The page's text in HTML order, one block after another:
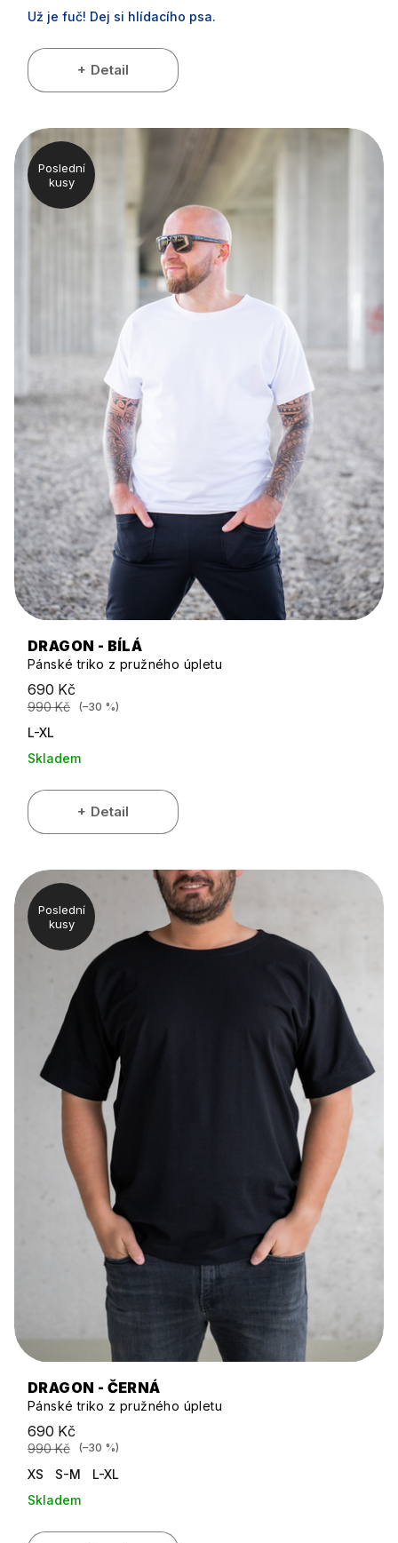
Už je fuč! Dej si hlídacího psa.
Detail
Poslední
kusy
DRAGON - BÍLÁ
Pánské triko z pružného úpletu
690 Kč
990 Kč (–30 %)
L-XL
Skladem
Detail
Poslední
kusy
DRAGON - ČERNÁ
Pánské triko z pružného úpletu
690 Kč
990 Kč (–30 %)
XS S-M
L-XL
Skladem